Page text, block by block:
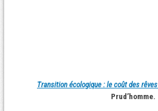
Transition écologique : le coût des rêves
Prud’homme.